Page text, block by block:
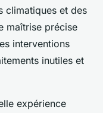
climatiques et des
maîtrise précise
interventions
inutiles et
expérience